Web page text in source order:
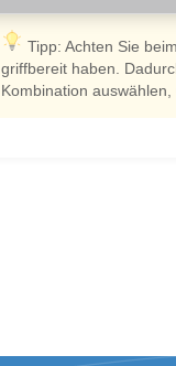
Tipp: Achten Sie
griffbereit haben.
Kombination